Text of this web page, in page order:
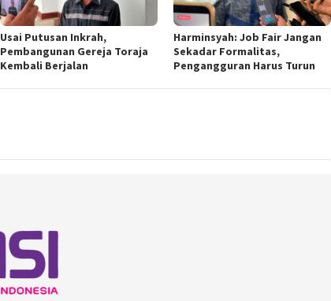
Usai Putusan Inkrah,
Pembangunan Gereja Toraja
Kembali Berjalan
Harminsyah: Job Fair Jangan
Sekadar Formalitas,
Pengangguran Harus Turun